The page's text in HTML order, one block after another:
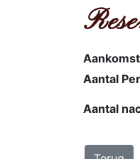
Aankomst
Aantal
Aantal